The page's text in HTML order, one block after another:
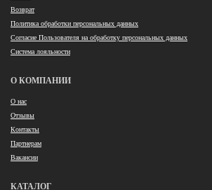
Возврат
Политика обработки персональных данных
Согласие Пользователя на обработку персональных данных
Система лояльности
О КОМПАНИИ
О нас
Отзывы
Контакты
Партнерам
Вакансии
КАТАЛОГ